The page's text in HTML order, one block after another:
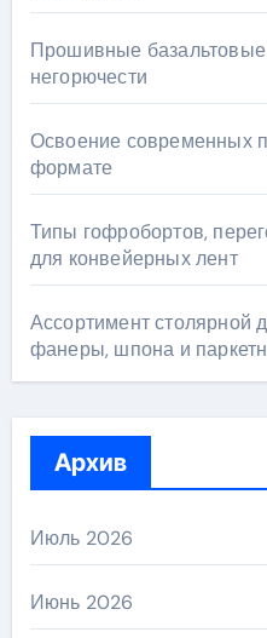
Прошивные
негорючести
Освоение современных
формате
Типы гофробортов,
для конвейерных лент
Ассортимент столярной
фанеры, шпона и
Архив
Июль 2026
Июнь 2026